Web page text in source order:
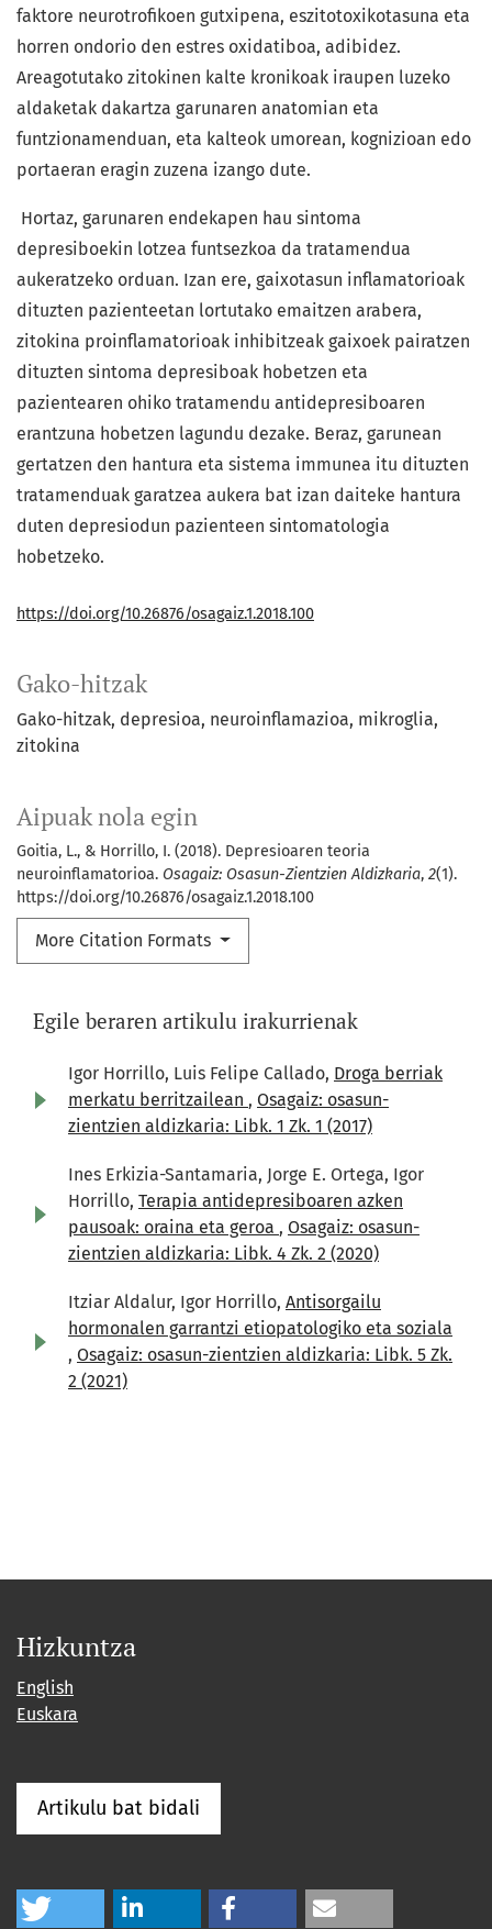
Gako-hitzak
Gako-hitzak depresioa neuroinflamazioa mikroglia
zitokina
Aipuak nola egin
Goitia, L., & Horrillo, I. (2018). Depresioaren teoria
neuroinflamatorioa. Osagaiz: Osasun-Zientzien Aldizkaria, 2(1).
https://doi.org/10.26876/osagaiz.1.2018.100
More Citation Formats
faktore neurotrofikoen gutxipena, eszitotoxikotasuna eta
horren ondorio den estres oxidatiboa, adibidez.
Areagotutako zitokinen kalte kronikoak iraupen luzeko
aldaketak dakartza garunaren anatomian eta
funtzionamenduan, eta kalteok umorean, kognizioan edo
portaeran eragin zuzena izango dute.
Hortaz, garunaren endekapen hau sintoma
depresiboekin lotzea funtsezkoa da tratamendua
aukeratzeko orduan. Izan ere, gaixotasun inflamatorioak
dituzten pazienteetan lortutako emaitzen arabera,
zitokina proinflamatorioak inhibitzeak gaixoek pairatzen
dituzten sintoma depresiboak hobetzen eta
pazientearen ohiko tratamendu antidepresiboaren
erantzuna hobetzen lagundu dezake. Beraz, garunean
gertatzen den hantura eta sistema immunea itu dituzten
tratamenduak garatzea aukera bat izan daiteke hantura
duten depresiodun pazienteen sintomatologia
hobetzeko.
https://doi.org/10.26876/osagaiz.1.2018.100
Egile beraren artikulu irakurrienak
Igor Horrillo, Luis Felipe Callado, Droga berriak
merkatu berritzailean , Osagaiz: osasun-
zientzien aldizkaria: Libk. 1 Zk. 1 (2017)
Ines Erkizia-Santamaria, Jorge E. Ortega, Igor
Horrillo, Terapia antidepresiboaren azken
pausoak: oraina eta geroa , Osagaiz: osasun-
zientzien aldizkaria: Libk. 4 Zk. 2 (2020)
Itziar Aldalur, Igor Horrillo, Antisorgailu
hormonalen garrantzi etiopatologiko eta soziala
, Osagaiz: osasun-zientzien aldizkaria: Libk. 5 Zk.
2 (2021)
Hizkuntza
English
Euskara
Artikulu bat bidali